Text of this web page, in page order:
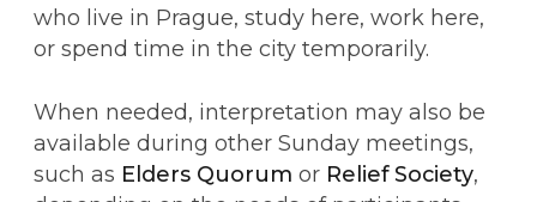
who live in Prague, study here, work here,
or spend time in the city temporarily.
When needed, interpretation may also be
available during other Sunday meetings,
such as Elders Quorum or Relief Society,